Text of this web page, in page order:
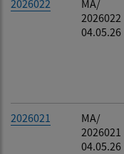
2026022
MA/
2026022
04.05.26
2026021
MA/
2026021
04.05.26